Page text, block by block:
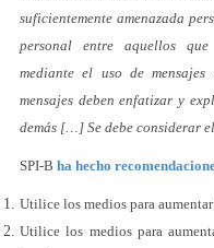
suficientemente amenazada
personal entre aquellos que
mediante el uso de
mensajes deben enfatizar y
demás […] Se debe considerar
SPI-B ha hecho
Utilice los medios para
Utilice los medios para